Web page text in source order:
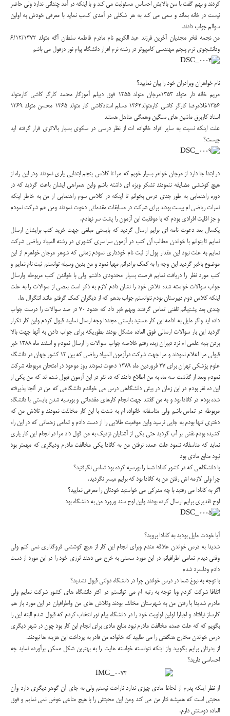
کردند و بهم گفت با سن بالایش احساس مسئولیت می کند و با اینکه در آمد چندانی ندارد ولی حاضر
نیست در خانه بماند و سعی می کند به هر شکلی در آمدی کسب نماید با معرفی خودش به اولین
سوالم جواب دادند.
من نجمه فخر مجدیان آخرین فرزند عبد الکریم نام مادرم فاطمه سلطان آگه متولد 6/12/1372
ودانشجوی ترم پنجم مهندسی کامپیوتر در رشته نرم افزار دانشگاه پیام نور دزفول می باشم
نام خواهران وبرادران خود را بیان نمایید؟
مریم خانه دار متولد 1353مرجان متولد 1355 فوق دیپلم آموزگار محمد کارگر کاشی کارمتولد
1356غلامرضا کارگر کاشی کارمتولد1362 مسلم استادکاشی کار متولد 1365 محسن متولد 1369
استاد کاربرق ماشین های سنگین وهمگی متاهل هستند
علت اینکه نسبت به سایر افراد خانواده ات از نظر درسی در سکوی بسیار بالاتری قرار گرفته اید
چیست؟
در ابتدا جا دارد از مرجان خواهر بسیار خوبم که مرا تا کلاس پنجم ابتدایی یاری نمودند ودر این راه از
هیچ کوششی مضایقه ننمودند تشکر ویزه ای داشته باشم واین همراهی ایشان باعث گردید که در
دوره راهنمایی به طور جدی درس بخوانم تا اینکه در کلاس سوم راهنمایی از من به خاطر اینکه
نمرات ریاضی ام بیست بودند برای شرکت در مسابقات مقدماتی دعوت نمودند ومن هم شرکت نمودم
و جز اقلیت افرادی بودم که با موفقیت این آزمون را پشت سر نهادم.
یکسال بعد دعوت نامه ای برایم ارسال گردید که بایستی مبلغی جهت خرید کتب برایشان ارسال
نمایم تا بتوانم با خواندن مطالب آن کتب در آزمون سراسری کشوری در رشته المپیاد ریاضی شرکت
نمایم به علت نبود این مقدار پول از ثبت نام خودداری نمودم زمانی که شوهر مرجان خواهرم از این
موضوع باخبر گردید این وجه را به کمک برادرانم مهیا نمود و من بدین وسیله توانستم ثبت نام نمایم و
کتب مورد نظر را دریافت نمایم فرصت بسیار محدودی داشتم ولی با خواندن کتب مربوطه وارسال
جواب سوالات خواسته شده تلاش خود را نشان دادم لازم به ذکر است بعضی از سوالات را به علت
اینکه کلاس دوم دبیرستان بودم نتوانستم جواب بدهم که از دیگران کمک گرفتم مانند انتگرال ها.
چندی بعد پشتیبانم تلفنی تماس گرفتند وبهم خبر داد که حدود 70 در صد سوالات را درست جواب
داده اید واگر مایل به ادامه این کار هستید بایستی مجددا وجه ارسال نمایید قبول کردم واین کار تکرار
گردید این بار سوالات ارسالی فوق العاده مشکل بودند بطوریکه برای جواب دادن به آنها جهت بالا
بردن بنیه علمی ام نزد دبیران زبده رفتم خلاصه جواب سوالات را ارسال نمودم و اسفند ماه 1388 خبر
قبولی مرا اعلام نمودند و مرا جهت شرکت درآزمون المپیاد ریاضی که بین 13 کشور جهان در دانشگاه
علوم پزشکی تهران برای 27 فروردین ماه 1389 دعوت نمودند روز موعود در امتحان مربوطه شرکت
نمودم وبعد از گذشت سه ماه به من اطلاع دادند که ده نفر در این آزمون قبول شده اند که من یکی از
این ده نفر بودم در این زمان در پیش دانشگاهی درس می خواندم دانشگاهی که من در آنجا پذیرفته
شده بودم در کانادا بود و به من گفتند جهت انجام کارهای مقدماتی و بورسیه شدن بایستی با دانشگاه
مربوطه در تماس باشم ولی متاسفانه خانواده ام به شدت با این کار مخالفت نمودند و تلاش من که
دختری تنها بودم به جایی نرسید واین موقعیت طلایی را از دست دادم و تمامی زحماتی که در این راه
کشیده بودم نقش بر آب گردید حتی یکی از آشنایان نزدیک به من قول داد مرا در انجام این کار یاری
نماید که متاسفانه ننمود علت عمده نرفتن من به کانادا یکی مخالفت مادرم ودیگری که مهمتر بود
نبود منابع مادی بود
با دانشگاهی که در کشور کانادا شما را بورسیه کرده بود تماس نگرفتید؟
چرا ولی لازمه اش رفتن من به کانادا بود که برایم میسر نگردید.
اگر به کانادا می رفتید با چه مدرکی می خواستید خودتان را معرفی نمایید؟
لوح تقدیری برایم ارسال کرده بودند واین لوح سند ورورد من به دانشگاه بود
آیا خودت مایل بودید به کانادا بروید؟
شدیدا به درس خواندن علاقه مندم وبرای انجام این کار از هیچ کوششی فروگذاری نمی کنم ولی
وقتی دیدم تمامی اطرافیانم در این مورد سستی به خرج می دهند انرزی خود را در این مورد از دست
دادم ودلسرد شدم
با توجه به نبوغ شما در درس خواندن چرا در دانشگاه دولتی قبول نشدید؟
اتفاقا شرکت کردم وبا توجه به رتبه ام می توانستم در اکثر دانشگاه های کشور شرکت نمایم ولی
مادرم شدیدا با رفتن من به شهرستان مخالف بودند وتلاش های من واطرافیان در این مورد باز هم
کارساز نیافتاد و اجبارا اولین اولویت خود را در دانشگاه پیام نور انتخاب کردم که قبول شدم البته این را
بگویم که که علت عمده مخالفت مادرم نبود منابع مادی برای انجام این کار بود چون در شهر دیگری
درس خواندن مخارج هنگفتی را می طلبید که خانواده من قادر به پرداخت این هزینه ها نبودند.
از پدرتان برایم بگویید واز اینکه نتوانسته خواسته هایت را به بهترین شکل ممکن برآورده نماید چه
احساسی دارید؟
از نظر اینکه پدرم از لحاظ مادی چیزی ندارد ناراحت نیستم ولی به جای آن گوهر دیگری دارد وآن
محبتی است که همیشه نثار من می کند ومن این محبتش را با هیچ متاعی عوض نمی نمایم و فوق
العاده دوستش دارم.